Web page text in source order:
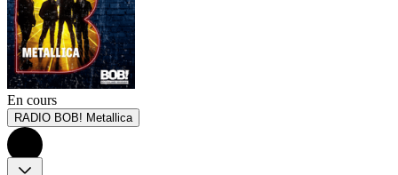
En cours
RADIO BOB! Metallica